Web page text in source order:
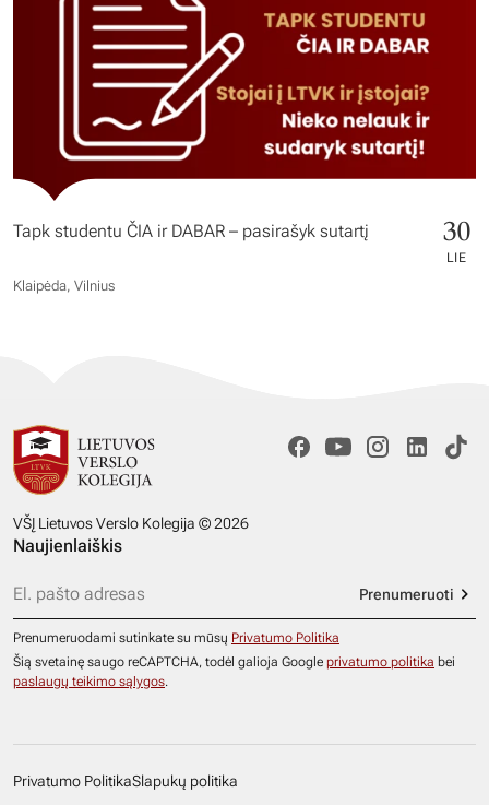
Tapk studentu ČIA ir DABAR – pasirašyk sutartį 30
LIE
Klaipėda, Vilnius
VŠĮ Lietuvos Verslo Kolegija © 2026
Naujienlaiškis
Prenumeruoti
Prenumeruodami sutinkate su mūsų Privatumo Politika
Šią svetainę saugo reCAPTCHA, todėl galioja Google privatumo politika bei
paslaugų teikimo sąlygos.
Privatumo PolitikaSlapukų politika